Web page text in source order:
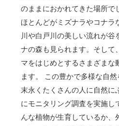
のままにおかれてきた場所で
ほとんどがミズナラやコナラ
川や白戸川の美しい流れが谷
ナの森も見られます。そして
マをはじめとするさまざまな
ます。 この豊かで多様な自然
末永くたくさんの人に自然に
にモニタリング調査を実施し
んな植物が生育しているか、